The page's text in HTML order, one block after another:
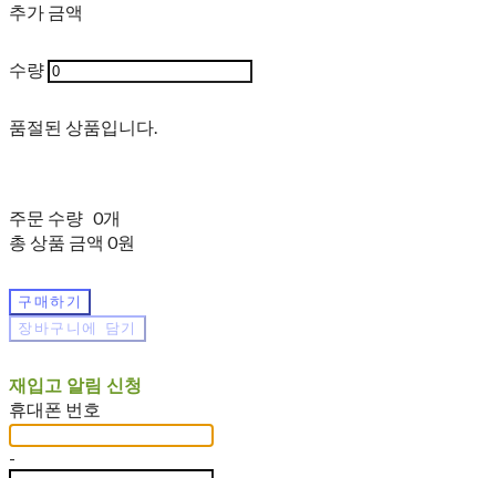
추가 금액
수량
품절된 상품입니다.
주문 수량 0개
총 상품 금액 0원
구매하기
장바구니에 담기
재입고 알림 신청
휴대폰 번호
-